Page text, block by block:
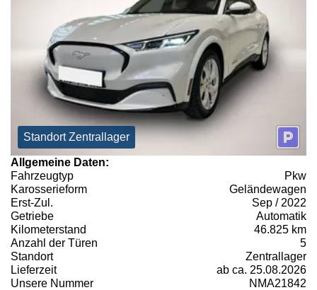
Standort Zentrallager
Allgemeine Daten:
Fahrzeugtyp
Pkw
Karosserieform
Geländewagen
Erst-Zul.
Sep / 2022
Getriebe
Automatik
Kilometerstand
46.825 km
Anzahl der Türen
5
Standort
Zentrallager
Lieferzeit
ab ca. 25.08.2026
Unsere Nummer
NMA21842